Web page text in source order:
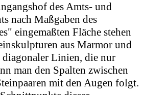
des Amts- und
nach Maßgaben des
eingemaßten Fläche stehen
aus Marmor und
Linien, die nur
man den Spalten zwischen
mit den Augen folgt.